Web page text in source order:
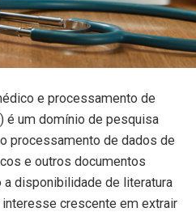
e processamento de
é um domínio de pesquisa
processamento de dados de
e outros documentos
disponibilidade de literatura
crescente em extrair